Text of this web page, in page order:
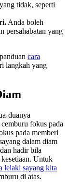
tidak, seperti
Anda boleh
persahabatan yang
cara
langkah yang
duanya
fokus pada
pada memberi
dalam diam
hadir bila
Untuk
lelaki sayang kita
di atas.